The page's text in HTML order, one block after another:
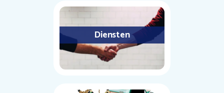
Diensten